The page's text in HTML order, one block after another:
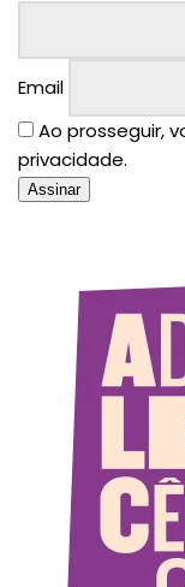
Email
Ao prosseguir,
privacidade.